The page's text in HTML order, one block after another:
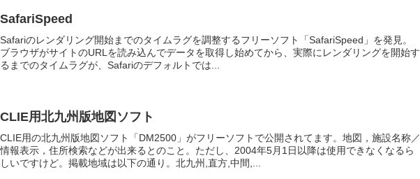
SafariSpeed
Safariのレンダリング開始までのタイムラグを調整するフリーソフト「SafariSpeed」を発見。
ブラウザがサイトのURLを読み込んでデータを取得し始めてから、実際にレンダリングを開始す
るまでのタイムラグが、Safariのデフォルトでは...
CLIE用北九州版地図ソフト
CLIE用の北九州版地図ソフト「DM2500」がフリーソフトで公開されてます。地図，施設名称／
情報表示，住所検索などが出来るとのこと。ただし、2004年5月1日以降は使用できなくなるら
しいですけど。掲載地域は以下の通り。北九州,直方,中間,...